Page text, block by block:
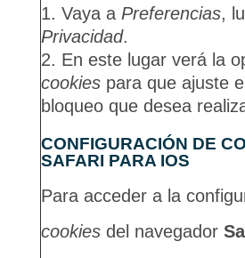
Vaya a Preferencias,
Privacidad.
En este lugar verá la
cookiespara que ajuste
bloqueo que desea
CONFIGURACIÓN DE
SAFARI PARA IOS
Para acceder a la
cookiesdel navegador